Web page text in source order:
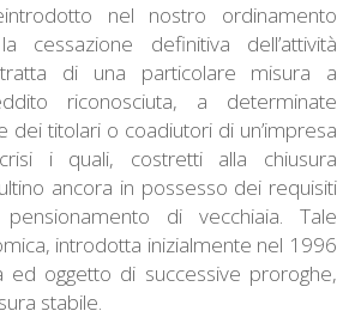
nel nostro ordinamento
cessazione definitiva dell’attività
di una particolare misura a
riconosciuta, a determinate
dei titolari o coadiutori di un’impresa
i quali, costretti alla chiusura
ancora in possesso dei requisiti
di vecchiaia. Tale
introdotta inizialmente nel 1996
ed oggetto di successive proroghe,
stabile.